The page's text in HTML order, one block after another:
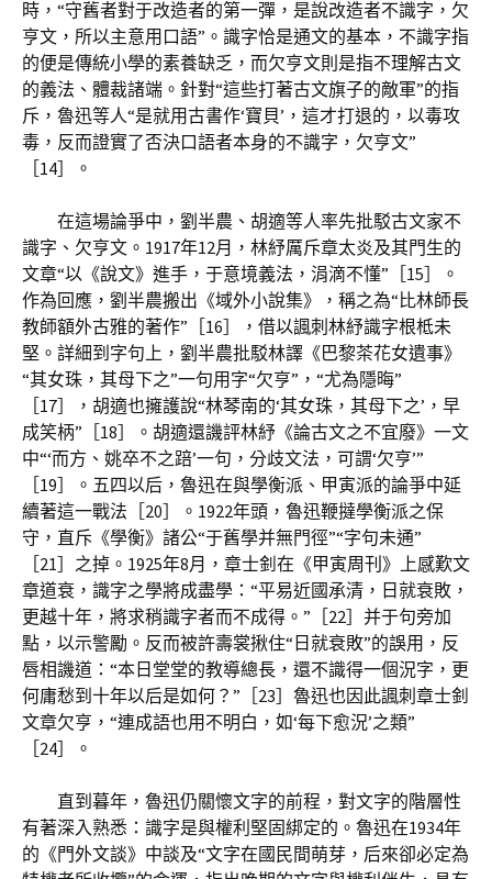
時，“守舊者對于改造者的第一彈，是說改造者不識字，欠
亨文，所以主意用口語”。識字恰是通文的基本，不識字指
的便是傳統小學的素養缺乏，而欠亨文則是指不理解古文
的義法、體裁諸端。針對“這些打著古文旗子的敵軍”的指
斥，魯迅等人“是就用古書作‘寶貝’，這才打退的，以毒攻
毒，反而證實了否決口語者本身的不識字，欠亨文”
［14］。
在這場論爭中，劉半農、胡適等人率先批駁古文家不
識字、欠亨文。1917年12月，林紓厲斥章太炎及其門生的
文章“以《說文》進手，于意境義法，涓滴不懂”［15］。
作為回應，劉半農搬出《域外小說集》，稱之為“比林師長
教師額外古雅的著作”［16］，借以諷刺林紓識字根柢未
堅。詳細到字句上，劉半農批駁林譯《巴黎茶花女遺事》
“其女珠，其母下之”一句用字“欠亨”，“尤為隱晦”
［17］，胡適也擁護說“林琴南的‘其女珠，其母下之’，早
成笑柄”［18］。胡適還譏評林紓《論古文之不宜廢》一文
中“‘而方、姚卒不之踣’一句，分歧文法，可謂‘欠亨’”
［19］。五四以后，魯迅在與學衡派、甲寅派的論爭中延
續著這一戰法［20］。1922年頭，魯迅鞭撻學衡派之保
守，直斥《學衡》諸公“于舊學并無門徑”“字句未通”
［21］之掉。1925年8月，章士釗在《甲寅周刊》上感歎文
章道衰，識字之學將成盡學：“平易近國承清，日就衰敗，
更越十年，將求稍識字者而不成得。”［22］并于句旁加
點，以示警勵。反而被許壽裳揪住“日就衰敗”的誤用，反
唇相譏道：“本日堂堂的教導總長，還不識得一個況字，更
何庸愁到十年以后是如何？”［23］魯迅也因此諷刺章士釗
文章欠亨，“連成語也用不明白，如‘每下愈況’之類”
［24］。
直到暮年，魯迅仍關懷文字的前程，對文字的階層性
有著深入熟悉：識字是與權利堅固綁定的。魯迅在1934年
的《門外文談》中談及“文字在國民間萌芽，后來卻必定為